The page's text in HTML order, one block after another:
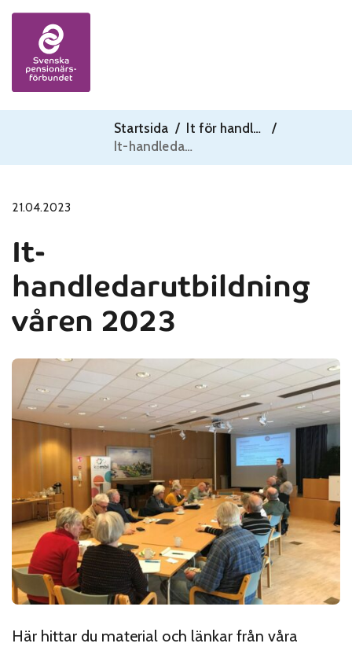
Skip to content
Startsida / It för handledare
/
It-handledarutbildning våren 2023
21.04.2023
It-
handledarutbildning
våren 2023
Här hittar du material och länkar från våra